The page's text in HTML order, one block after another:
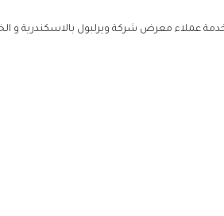
عملاء معرض شركة ويرلبول بالاسكندرية و